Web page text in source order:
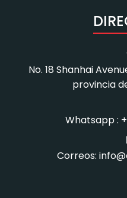
No. 18 Shanhai
provincia
Whatsapp :
Correos: